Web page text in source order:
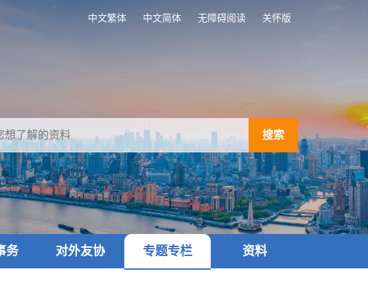
中文繁体 中文简体 无障碍阅读 关怀版
搜索
务 对外友协 专题专栏 资料